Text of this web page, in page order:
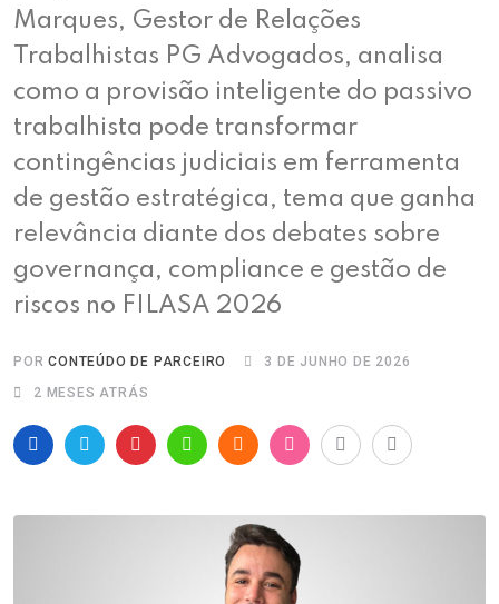
Marques, Gestor de Relações
Trabalhistas PG Advogados, analisa
como a provisão inteligente do passivo
trabalhista pode transformar
contingências judiciais em ferramenta
de gestão estratégica, tema que ganha
relevância diante dos debates sobre
governança, compliance e gestão de
riscos no FILASA 2026
PORCONTEÚDO DE PARCEIRO
3 DE JUNHO DE 2026
2 MESES ATRÁS